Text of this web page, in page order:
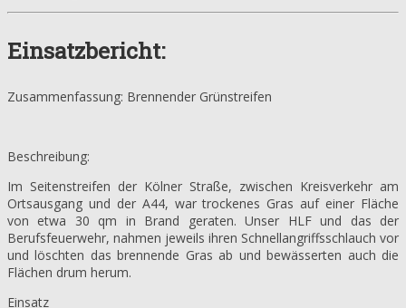
Einsatzbericht:
Zusammenfassung: Brennender Grünstreifen
Beschreibung:
Im Seitenstreifen der Kölner Straße, zwischen Kreisverkehr am
Ortsausgang und der A44, war trockenes Gras auf einer Fläche
von etwa 30 qm in Brand geraten. Unser HLF und das der
Berufsfeuerwehr, nahmen jeweils ihren Schnellangriffsschlauch vor
und löschten das brennende Gras ab und bewässerten auch die
Flächen drum herum.
Einsatz